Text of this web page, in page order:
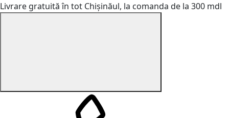
Livrare gratuită în tot Chișinăul, la comanda de la 300 mdl